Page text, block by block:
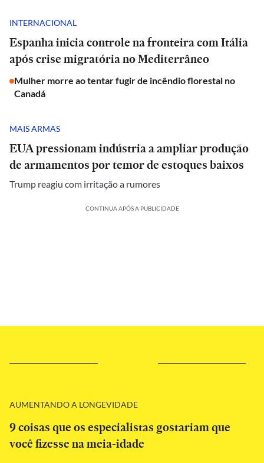
INTERNACIONAL
Espanha inicia controle na fronteira com Itália
após crise migratória no Mediterrâneo
Mulher morre ao tentar fugir de incêndio florestal no
Canadá
MAIS ARMAS
EUA pressionam indústria a ampliar produção
de armamentos por temor de estoques baixos
Trump reagiu com irritação a rumores
CONTINUA APÓS A PUBLICIDADE
AUMENTANDO A LONGEVIDADE
9 coisas que os especialistas gostariam que
você fizesse na meia-idade